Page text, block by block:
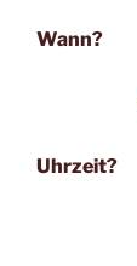
Wann?
Uhrzeit?